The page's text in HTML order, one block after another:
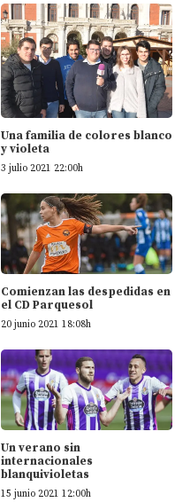
Una familia de colores blanco
y violeta
3 julio 2021 22:00h
Comienzan las despedidas en
el CD Parquesol
20 junio 2021 18:08h
Un verano sin
internacionales
blanquivioletas
15 junio 2021 12:00h